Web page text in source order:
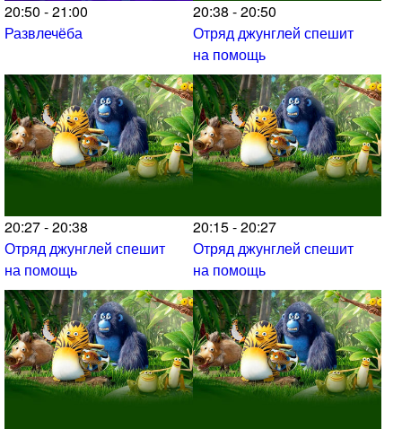
20:50 - 21:00
Развлечёба
20:38 - 20:50
Отряд джунглей спешит
на помощь
20:27 - 20:38
Отряд джунглей спешит
на помощь
20:15 - 20:27
Отряд джунглей спешит
на помощь